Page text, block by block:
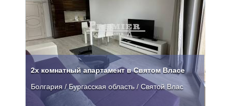
2х комнатный апартамент в Святом Власе
Болгария / Бургасская область / Святой Влас